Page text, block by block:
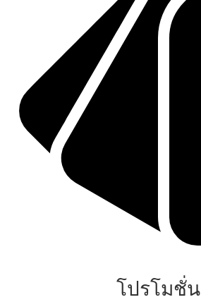
โปรโมชั่น